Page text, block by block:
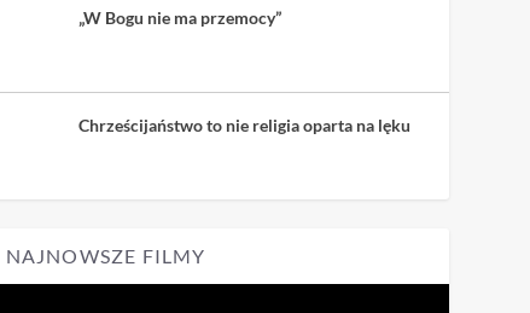
„W Bogu nie ma przemocy”
Chrześcijaństwo to nie religia oparta na lęku
NAJNOWSZE FILMY